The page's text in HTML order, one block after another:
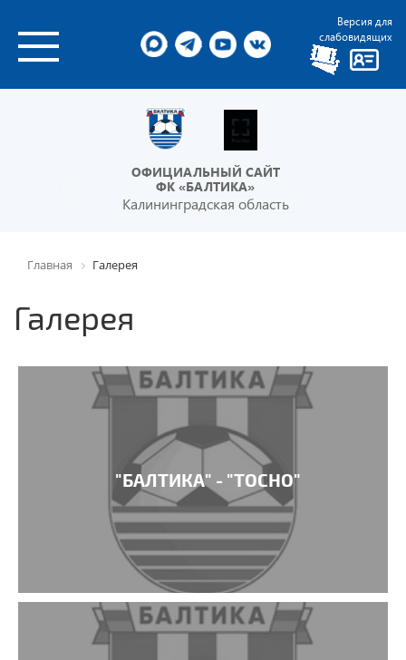
Версия для
слабовидящих
ОФИЦИАЛЬНЫЙ САЙТ
ФК «БАЛТИКА»
Калининградская область
Главная Галерея
Галерея
"БАЛТИКА" - "ТОСНО"